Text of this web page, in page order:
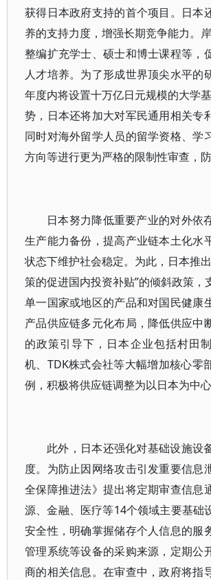
获得日本政府支持的首个项目。日本
养的支持力度，增强长期竞争能力。
整编扩充学士、硕士和博士课程等，
人才培养。为了形成世界顶尖水平的
年度内将设置十万亿日元规模的大学
势，日本还将加大对军民通用相关专
同时对海外留学人员的留学资格、学
方向等进行更为严格的限制性审查，防
日本努力降低重要产业的对外依
生产能力备份，提高产业链本土化水
状态下维护社会稳定。为此，日本推
策的促进国内投资补贴”的倾斜政策，
单一国家或地区的产品和对国民健康
产品供应链多元化布局，降低供应中
的政策引导下，日本企业包括村田
机、TDK株式会社等大幅增加核心零
例，积极将供应链调整为以日本为中心
此外，日本还强化对基础设施设
度。为防止因网络攻击引发重要信息
全保障推进法》提出将定期审查信息
源、金融、医疗等14个领域主要基础
安全性，明确掌握储存个人信息的服
管理系统等设备的采购来源，定期公
商的相关信息。在审查中，政府将指